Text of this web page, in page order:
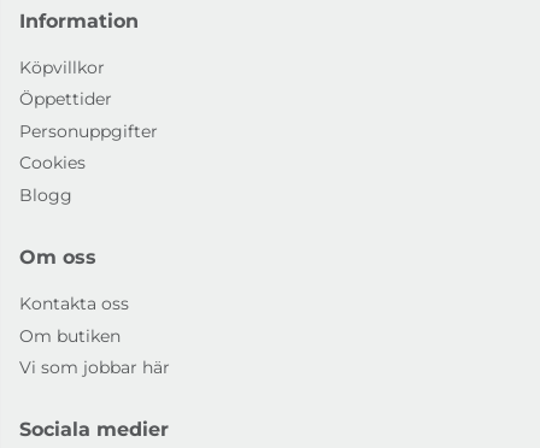
Information
Köpvillkor
Öppettider
Personuppgifter
Cookies
Blogg
Om oss
Kontakta oss
Om butiken
Vi som jobbar här
Sociala medier